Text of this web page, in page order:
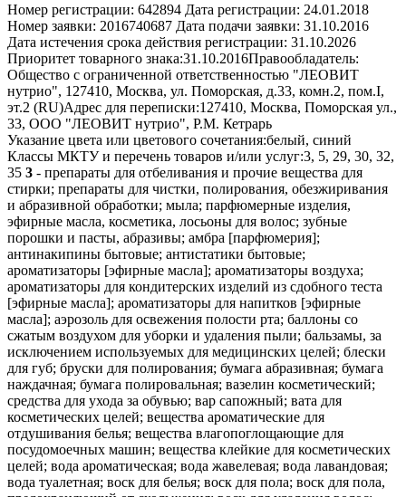
Номер регистрации: 642894 Дата регистрации: 24.01.2018
Номер заявки: 2016740687 Дата подачи заявки: 31.10.2016
Дата истечения срока действия регистрации: 31.10.2026
Приоритет товарного знака:31.10.2016Правообладатель:
Общество с ограниченной ответственностью "ЛЕОВИТ
нутрио", 127410, Москва, ул. Поморская, д.33, комн.2, пом.I,
эт.2 (RU)Адрес для переписки:127410, Москва, Поморская ул.,
33, ООО "ЛЕОВИТ нутрио", Р.М. Кетрарь
Указание цвета или цветового сочетания:белый, синий
Классы МКТУ и перечень товаров и/или услуг:3, 5, 29, 30, 32,
35 3 - препараты для отбеливания и прочие вещества для
стирки; препараты для чистки, полирования, обезжиривания
и абразивной обработки; мыла; парфюмерные изделия,
эфирные масла, косметика, лосьоны для волос; зубные
порошки и пасты, абразивы; амбра [парфюмерия];
антинакипины бытовые; антистатики бытовые;
ароматизаторы [эфирные масла]; ароматизаторы воздуха;
ароматизаторы для кондитерских изделий из сдобного теста
[эфирные масла]; ароматизаторы для напитков [эфирные
масла]; аэрозоль для освежения полости рта; баллоны со
сжатым воздухом для уборки и удаления пыли; бальзамы, за
исключением используемых для медицинских целей; блески
для губ; бруски для полирования; бумага абразивная; бумага
наждачная; бумага полировальная; вазелин косметический;
средства для ухода за обувью; вар сапожный; вата для
косметических целей; вещества ароматические для
отдушивания белья; вещества влагопоглощающие для
посудомоечных машин; вещества клейкие для косметических
целей; вода ароматическая; вода жавелевая; вода лавандовая;
вода туалетная; воск для белья; воск для пола; воск для пола,